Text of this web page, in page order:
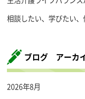
相談したい、学びたい
ブログ アーカ
2026年8月